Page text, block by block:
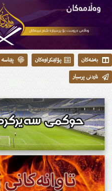
بەشەکان پۆلێنکراوەکان پێناسە
ناردنی پرسیار